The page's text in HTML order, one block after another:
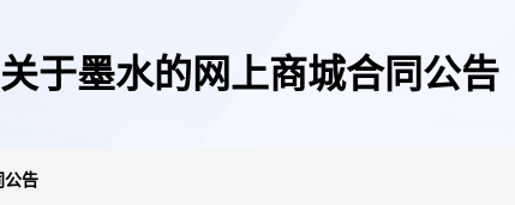
关于墨水的网上商城合同公告
公告